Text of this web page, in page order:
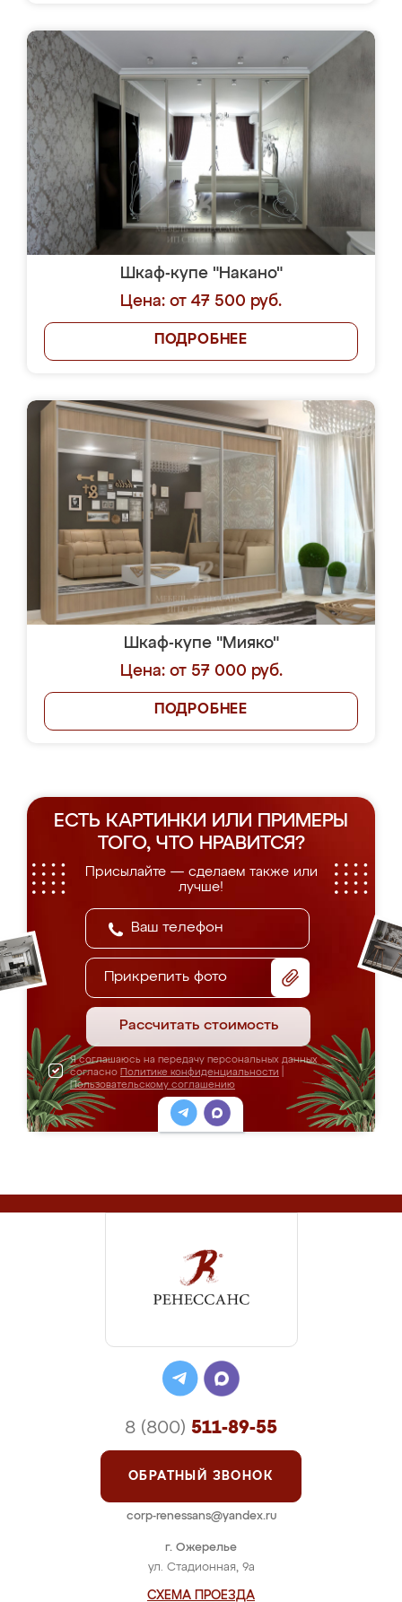
Шкаф-купе "Накано"
Цена: от 47 500 руб.
ПОДРОБНЕЕ
Шкаф-купе "Мияко"
Цена: от 57 000 руб.
ПОДРОБНЕЕ
ЕСТЬ КАРТИНКИ ИЛИ ПРИМЕРЫ
ТОГО, ЧТО НРАВИТСЯ?
Присылайте — сделаем также или
лучше!
Прикрепить фото
Рассчитать стоимость
Я соглашаюсь на передачу персональных данных
согласно Политике конфиденциальности
Пользовательскому соглашению
г. Ожерелье
ул. Стадионная, 9а
СХЕМА ПРОЕЗДА
8 (800) 511-89-55
ОБРАТНЫЙ ЗВОНОК
corp-renessans@yandex.ru